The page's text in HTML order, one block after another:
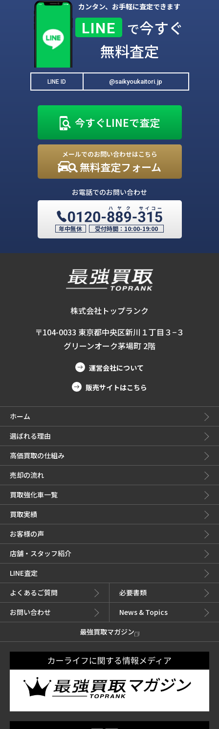
カンタン、お手軽に査定できます
LINE で今すぐ
無料査定
LINE ID @saikyoukaitori.jp
今すぐLINEで査定
メールでのお問い合わせはこちら
無料査定フォーム
お電話でのお問い合わせ
年中無休 受付時間： 10:00-19:00
株式会社トップランク
〒104-0033 東京都中央区新川１丁目３−３
グリーンオーク茅場町 2階
運営会社について
販売サイトはこちら
ホーム
選ばれる理由
高価買取の仕組み
売却の流れ
買取強化車一覧
買取実績
お客様の声
店舗・スタッフ紹介
LINE査定
よくあるご質問
必要書類
お問い合わせ
News & Topics
最強買取マガジン